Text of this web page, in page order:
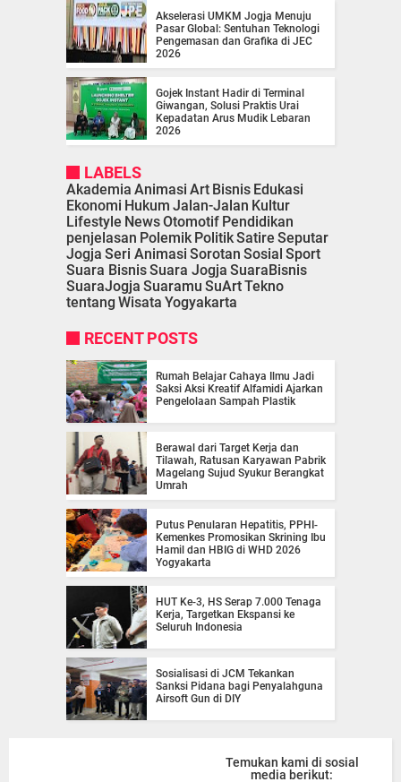
Akselerasi UMKM Jogja Menuju
Pasar Global: Sentuhan Teknologi
Pengemasan dan Grafika di JEC
2026
Gojek Instant Hadir di Terminal
Giwangan, Solusi Praktis Urai
Kepadatan Arus Mudik Lebaran
2026
LABELS
Akademia Animasi Art Bisnis Edukasi
Ekonomi Hukum Jalan-Jalan Kultur
Lifestyle NewsOtomotif Pendidikan
penjelasan Polemik PolitikSatire Seputar
Jogja Seri Animasi Sorotan Sosial Sport
Suara BisnisSuara Jogja SuaraBisnis
SuaraJogja Suaramu SuArtTekno
tentang Wisata Yogyakarta
RECENT POSTS
Rumah Belajar Cahaya Ilmu Jadi
Saksi Aksi Kreatif Alfamidi Ajarkan
Pengelolaan Sampah Plastik
Berawal dari Target Kerja dan
Tilawah, Ratusan Karyawan Pabrik
Magelang Sujud Syukur Berangkat
Umrah
Putus Penularan Hepatitis, PPHI-
Kemenkes Promosikan Skrining Ibu
Hamil dan HBIG di WHD 2026
Yogyakarta
HUT Ke-3, HS Serap 7.000 Tenaga
Kerja, Targetkan Ekspansi ke
Seluruh Indonesia
Sosialisasi di JCM Tekankan
Sanksi Pidana bagi Penyalahguna
Airsoft Gun di DIY
Temukan kami di sosial
media berikut: